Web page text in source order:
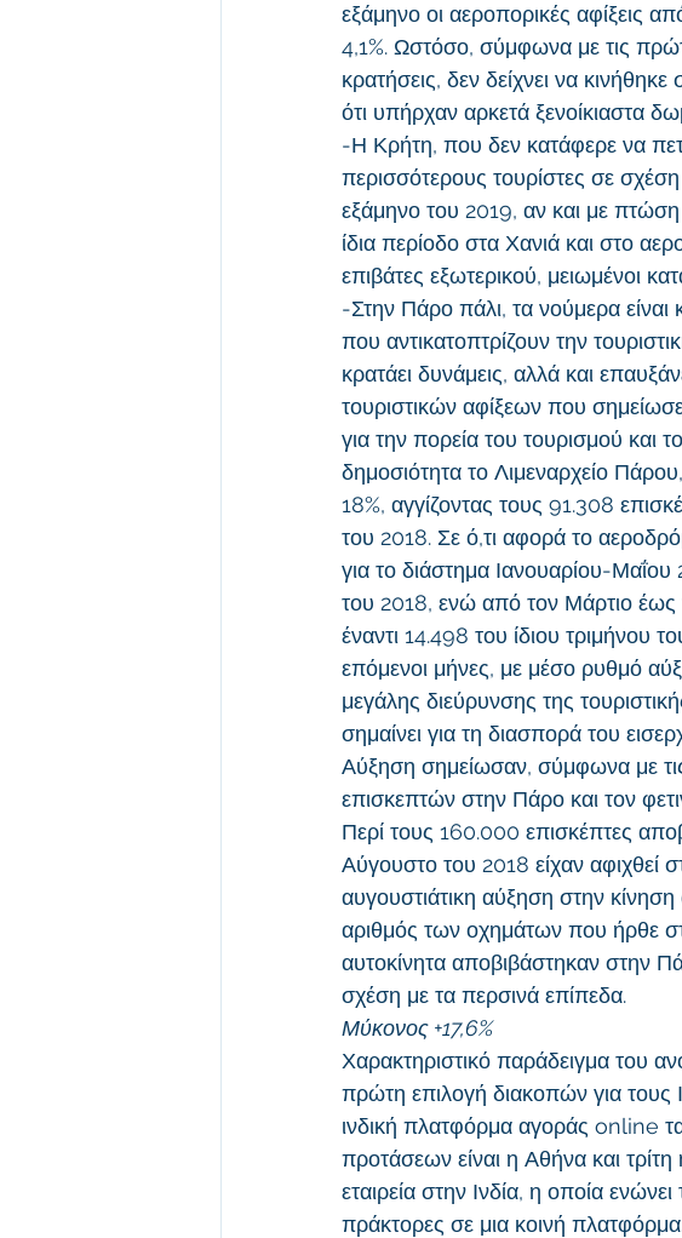
εξάμηνο οι αεροπορικές αφίξεις
4,1%. Ωστόσο, σύμφωνα με τις
κρατήσεις, δεν δείχνει να
ότι υπήρχαν αρκετά ξενοίκιαστα
-Η Κρήτη, που δεν κατάφερε να
περισσότερους τουρίστες σε
εξάμηνο του 2019, αν και με
ίδια περίοδο στα Χανιά και στο
επιβάτες εξωτερικού, μειωμένοι
-Στην Πάρο πάλι, τα νούμερα είναι
που αντικατοπτρίζουν την
κρατάει δυνάμεις, αλλά και
τουριστικών αφίξεων που
για την πορεία του τουρισμού
δημοσιότητα το Λιμεναρχείο
18%, αγγίζοντας τους 91.308
του 2018. Σε ό,τι αφορά το
για το διάστημα Ιανουαρίου-Μαΐου
του 2018, ενώ από τον Μάρτιο έως
έναντι 14.498 του ίδιου τριμήνου
επόμενοι μήνες, με μέσο ρυθμό
μεγάλης διεύρυνσης της
σημαίνει για τη διασπορά του
Αύξηση σημείωσαν, σύμφωνα με
επισκεπτών στην Πάρο και τον
Περί τους 160.000 επισκέπτες
Αύγουστο του 2018 είχαν αφιχθεί
αυγουστιάτικη αύξηση στην
αριθμός των οχημάτων που ήρθε
αυτοκίνητα αποβιβάστηκαν στην
σχέση με τα περσινά επίπεδα.
Μύκονος +17,6%
Χαρακτηριστικό παράδειγμα του
πρώτη επιλογή διακοπών για τους
ινδική πλατφόρμα αγοράς online
προτάσεων είναι η Αθήνα και τρίτη
εταιρεία στην Ινδία, η οποία
πράκτορες σε μια κοινή